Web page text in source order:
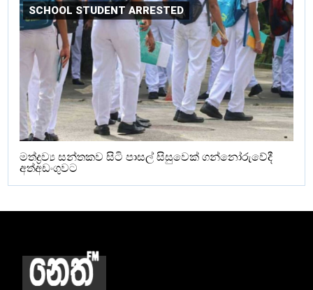
SCHOOL STUDENT ARRESTED
මත්ද්‍රව්‍ය සන්තකව සිටි පාසල් සිසුවෙක් ගන්නෝරුවේදී
අත්අඩංගුවට